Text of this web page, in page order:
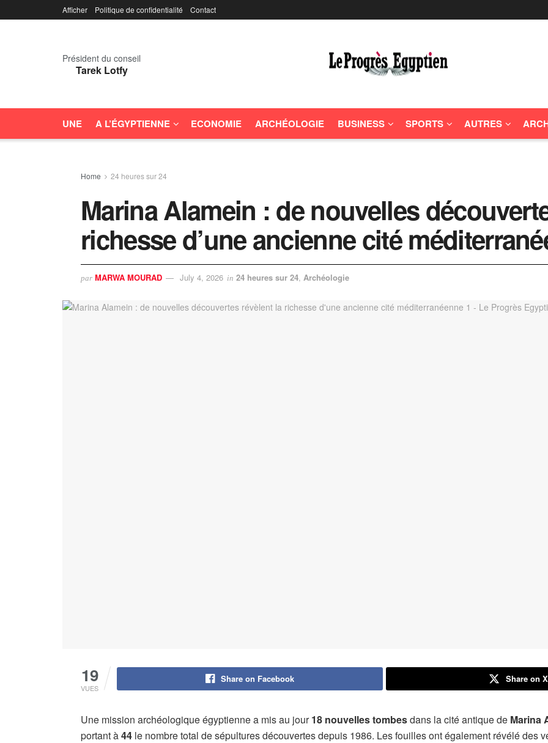
Afficher Politique de confidentialité Contact
Président du conseil
Tarek Lotfy
UNE A L’ÉGYPTIENNE ECONOMIE ARCHÉOLOGIE BUSINESS SPORTS AUTRES
Home 24 heures sur 24
Marina Alamein : de nouvelles
richesse d’une ancienne cité
par MARWA MOURAD July 4, 2026 in 24 heures sur 24, Archéologie
19
VUES
Share on Facebook Share on X
Une mission archéologique égyptienne a mis au jour18 nouvelles tombesdans la cité antique de Marina
portant à44 le nombre total de sépultures découvertes depuis 1986. Les fouilles ont également révélé des